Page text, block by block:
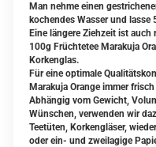
Man nehme einen
kochendes Wasser und
Eine längere Ziehzeit ist auch
100g Früchtetee Marakuja
Korkenglas.
Für eine optimale
Marakuja Orange immer
Abhängig vom Gewicht,
Wünschen, verwenden wir
Teetüten, Korkengläser,
oder ein- und zweilagige